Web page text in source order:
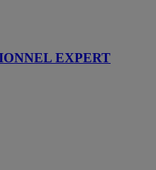
EXPERT